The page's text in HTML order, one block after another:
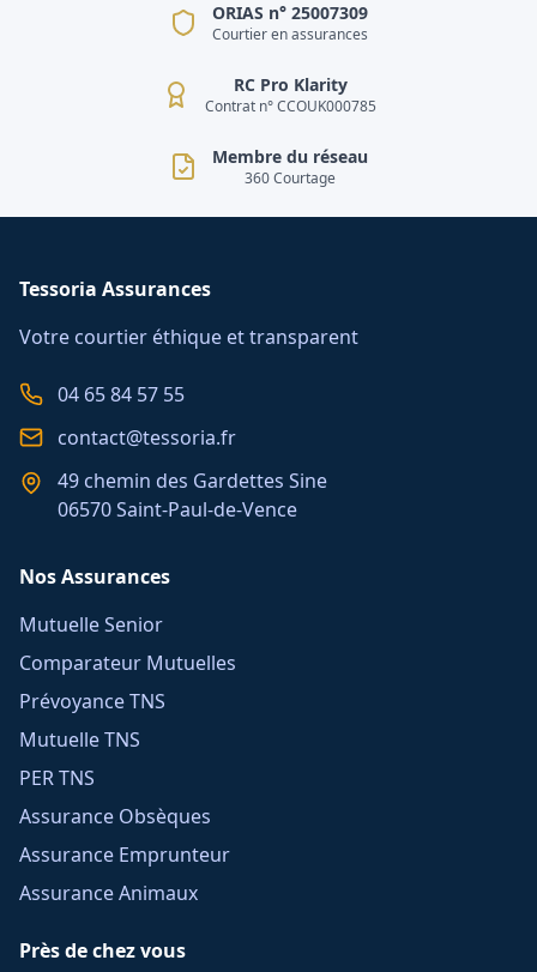
ORIAS n° 25007309
Courtier en assurances
RC Pro Klarity
Contrat n° CCOUK000785
Membre du réseau
360 Courtage
Tessoria Assurances
Votre courtier éthique et transparent
04 65 84 57 55
contact@tessoria.fr
49 chemin des Gardettes Sine
06570 Saint-Paul-de-Vence
Nos Assurances
Mutuelle Senior
Comparateur Mutuelles
Prévoyance TNS
Mutuelle TNS
PER TNS
Assurance Obsèques
Assurance Emprunteur
Assurance Animaux
Près de chez vous